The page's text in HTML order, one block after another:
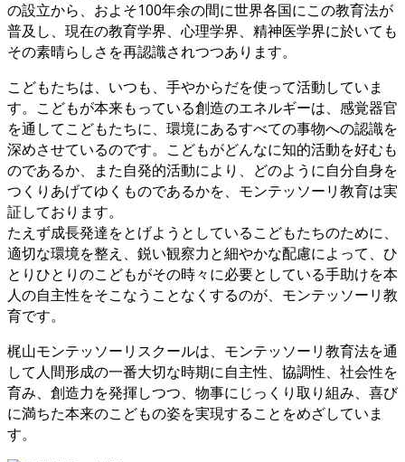
の設立から、およそ100年余の間に世界各国にこの教育法が
普及し、現在の教育学界、心理学界、精神医学界に於いても
その素晴らしさを再認識されつつあります。
こどもたちは、いつも、手やからだを使って活動していま
す。こどもが本来もっている創造のエネルギーは、感覚器官
を通してこどもたちに、環境にあるすべての事物への認識を
深めさせているのです。こどもがどんなに知的活動を好むも
のであるか、また自発的活動により、どのように自分自身を
つくりあげてゆくものであるかを、モンテッソーリ教育は実
証しております。
たえず成長発達をとげようとしているこどもたちのために、
適切な環境を整え、鋭い観察力と細やかな配慮によって、ひ
とりひとりのこどもがその時々に必要としている手助けを本
人の自主性をそこなうことなくするのが、モンテッソーリ教
育です。
梶山モンテッソーリスクールは、モンテッソーリ教育法を通
して人間形成の一番大切な時期に自主性、協調性、社会性を
育み、創造力を発揮しつつ、物事にじっくり取り組み、喜び
に満ちた本来のこどもの姿を実現することをめざしていま
す。